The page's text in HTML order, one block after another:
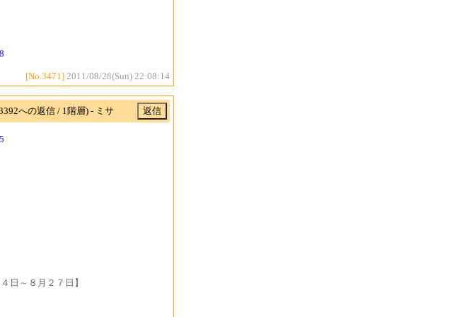
[No.3471] 2011/08/28(Sun) 22:08:14
への返信 / 1階層) - ミサ
日～８月２７日】